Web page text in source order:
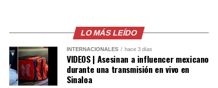
millones de dólares para Pemex al cierre del segundo
trimestre, cifra que representa un incremento del 20 %
en comparación con el mismo período de 2025.
Como antecedente, recordaron que una toma
LO MÁS LEÍDO
INTERNACIONALES hace 3 días
VIDEOS | Asesinan a influencer mexicano
durante una transmisión en vivo en
Sinaloa